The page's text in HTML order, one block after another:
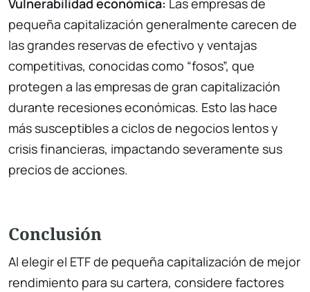
Vulnerabilidad económica: Las empresas de
pequeña capitalización generalmente carecen de
las grandes reservas de efectivo y ventajas
competitivas, conocidas como “fosos”, que
protegen a las empresas de gran capitalización
durante recesiones económicas. Esto las hace
más susceptibles a ciclos de negocios lentos y
crisis financieras, impactando severamente sus
precios de acciones.
Conclusión
Al elegir el ETF de pequeña capitalización de mejor
rendimiento para su cartera, considere factores